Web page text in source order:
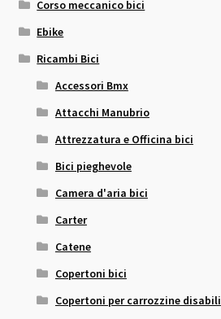
Corso meccanico bici
Ebike
Ricambi Bici
Accessori Bmx
Attacchi Manubrio
Attrezzatura e Officina bici
Bici pieghevole
Camera d'aria bici
Carter
Catene
Copertoni bici
Copertoni per carrozzine disabili